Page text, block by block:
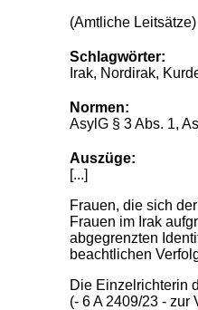
(Amtliche Leitsätze)
Schlagwörter:
Irak, Nordirak,
Normen:
AsylG § 3 Abs. 1,
Auszüge:
[...]
Frauen, die sich
Frauen im Irak
abgegrenzten
beachtlichen
Die Einzelrichterin
(- 6 A 2409/23 - zur